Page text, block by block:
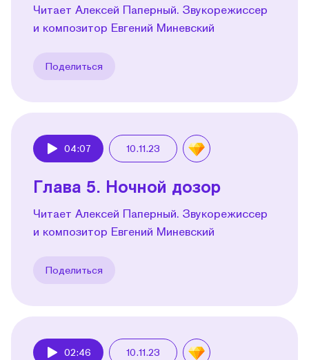
Читает Алексей Паперный. Звукорежиссер
и композитор Евгений Миневский
Поделиться
04:07 10.11.23
Глава 5. Ночной дозор
Читает Алексей Паперный. Звукорежиссер
и композитор Евгений Миневский
Поделиться
02:46 10.11.23